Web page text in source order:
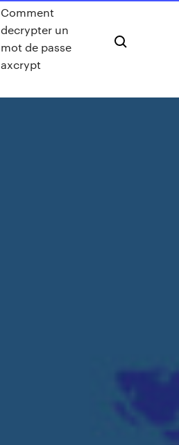
Comment
decrypter un
mot de passe
axcrypt